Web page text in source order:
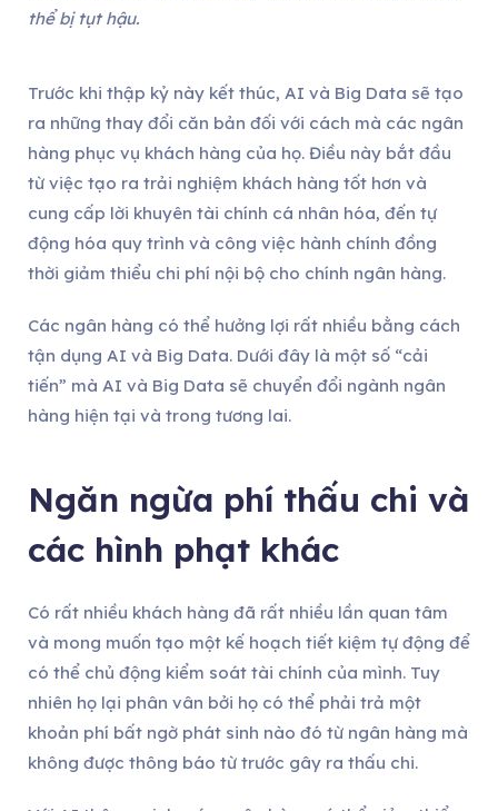
thể bị tụt hậu.
Trước khi thập kỷ này kết thúc, AI và Big Data sẽ tạo
ra những thay đổi căn bản đối với cách mà các ngân
hàng phục vụ khách hàng của họ. Điều này bắt đầu
từ việc tạo ra trải nghiệm khách hàng tốt hơn và
cung cấp lời khuyên tài chính cá nhân hóa, đến tự
động hóa quy trình và công việc hành chính đồng
thời giảm thiểu chi phí nội bộ cho chính ngân hàng.
Các ngân hàng có thể hưởng lợi rất nhiều bằng cách
tận dụng AI và Big Data. Dưới đây là một số “cải
tiến” mà AI và Big Data sẽ chuyển đổi ngành ngân
hàng hiện tại và trong tương lai.
Ngăn ngừa phí thấu chi và
các hình phạt khác
Có rất nhiều khách hàng đã rất nhiều lần quan tâm
và mong muốn tạo một kế hoạch tiết kiệm tự động để
có thể chủ động kiểm soát tài chính của mình. Tuy
nhiên họ lại phân vân bởi họ có thể phải trả một
khoản phí bất ngờ phát sinh nào đó từ ngân hàng mà
không được thông báo từ trước gây ra thấu chi.